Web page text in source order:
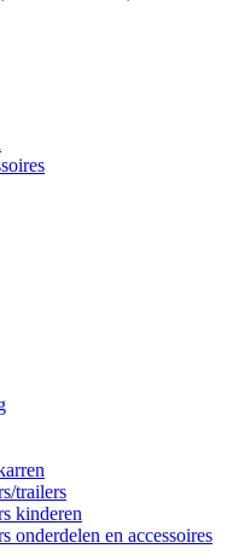
trailers
kinderen
onderdelen en accessoires